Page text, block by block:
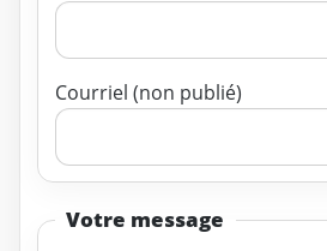
Courriel (non publié)
Votre message